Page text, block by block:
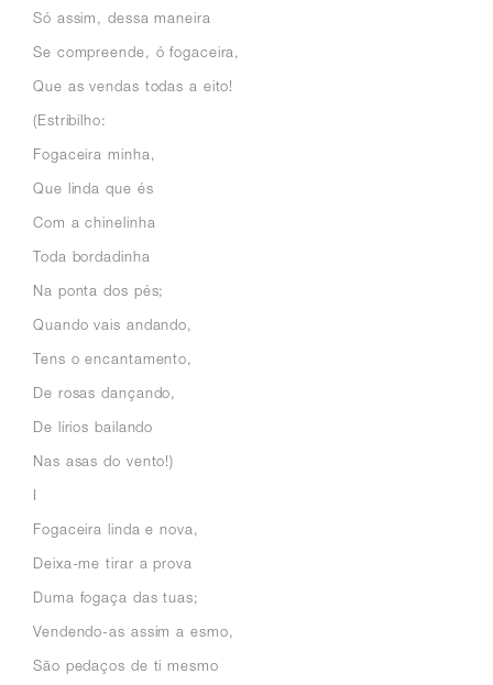
Só assim, dessa maneira
Se compreende, ó fogaceira,
Que as vendas todas a eito!
(Estribilho:
Fogaceira minha,
Que linda que és
Com a chinelinha
Toda bordadinha
Na ponta dos pés;
Quando vais andando,
Tens o encantamento,
De rosas dançando,
De lírios bailando
Nas asas do vento!)
I
Fogaceira linda e nova,
Deixa-me tirar a prova
Duma fogaça das tuas;
Vendendo-as assim a esmo,
São pedaços de ti mesmo